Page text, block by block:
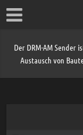
Der DRM-AM Sender
Austausch von